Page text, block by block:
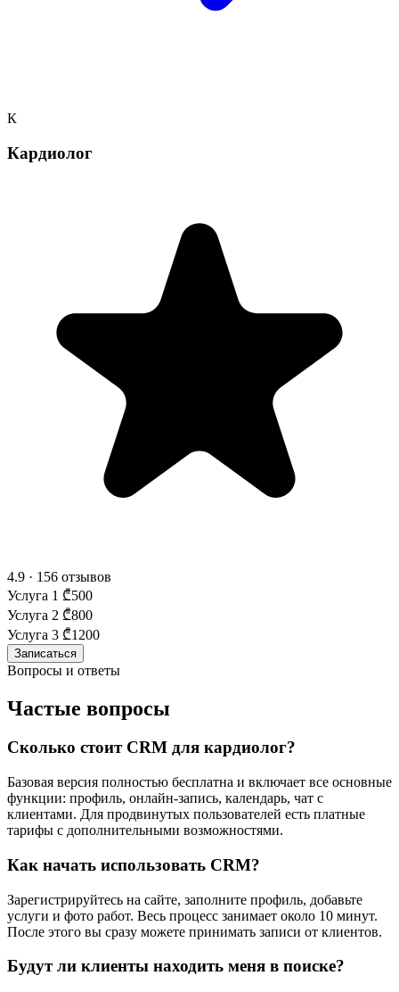
К
Кардиолог
4.9 · 156 отзывов
Услуга 1 ₾500
Услуга 2 ₾800
Услуга 3 ₾1200
Записаться
Вопросы и ответы
Частые вопросы
Сколько стоит CRM для кардиолог?
Базовая версия полностью бесплатна и включает все основные
функции: профиль, онлайн-запись, календарь, чат с
клиентами. Для продвинутых пользователей есть платные
тарифы с дополнительными возможностями.
Как начать использовать CRM?
Зарегистрируйтесь на сайте, заполните профиль, добавьте
услуги и фото работ. Весь процесс занимает около 10 минут.
После этого вы сразу можете принимать записи от клиентов.
Будут ли клиенты находить меня в поиске?